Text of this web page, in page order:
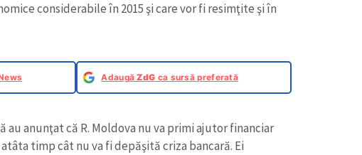
considerabile în 2015 şi care vor fi resimţite şi în
AdaugăZdG ca sursă preferată
au anunţat că R. Moldova nu va primi ajutor financiar
timp cât nu va fi depăşită criza bancară. Ei